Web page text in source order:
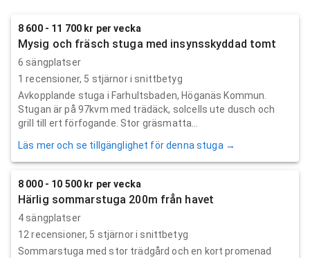
8 600 - 11 700 kr per vecka
Mysig och fräsch stuga med insynsskyddad tomt
6 sängplatser
1 recensioner, 5 stjärnor i snittbetyg
Avkopplande stuga i Farhultsbaden, Höganäs Kommun.
Stugan är på 97kvm med trädäck, solcells ute dusch och
grill till ert förfogande. Stor gräsmatta...
Läs mer och se tillgänglighet för denna stuga →
8 000 - 10 500 kr per vecka
Härlig sommarstuga 200m från havet
4 sängplatser
12 recensioner, 5 stjärnor i snittbetyg
Sommarstuga med stor trädgård och en kort promenad